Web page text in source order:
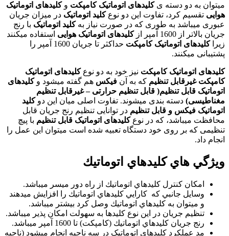
میتوان به دو دسته یکلیدهای اتوماتیک کامپکت وکلیدهای اتوماتیک
هوایی تقسیم کرد، تفاوت این دو نوعکلید اتوماتیک در میزان جریان
عبوری میباشد به طوری که در صورت نیاز بهکلید اتوماتیک با رنج
جریان بالاتر از 1600 آمپر از
کلیدهای اتوماتیک هوایی استفاده میکنند
زیراکلیدهای اتوماتیک کامپکت
حداکثر تا جریان 1600 آمپر را
پشتیبانی میکنند.
کلیدهای اتوماتیک کامپکت نیز خود به دو نوعکلیدهای اتوماتیک
کامپکت غیرقابل تنظیم که به آن فیکس هم گفته میشود وکلیدهای
اتوماتیک قابل تنظیم) قابل تنظیم حرارتی – غیرقابل تنظیم
مغناطیسی( دسته بندی میشوند. تفاوت اصلی میان این دوکلید
اتوماتیک فیکس و قابل تنظیم در توانایی تنظیم رنج جریان قابل
محافظت میباشد، که در نوعکلیدهای اتوماتیک قابل تنظیم با پیچ
تنظیمی که بر روی خود دستگاه تعبیه شده است میتوان این عمل را
انجام داد.
ويژگي هاي كليدهاي اتوماتيك
امكان كنترل كليدهاي اتوماتيك از راه دور ميسر ميباشد.
وسايل جانبي كه كارايي كليدهاي اتوماتيك را افزايش ميدهند
و ميتوان به كليدهاي اتوماتيك وصل كرد بيشتر ميباشد.
تنظيم جريان در اين نوع كليدها به سهولت امكان پذير ميباشد.
رنج جريان كليدهاي اتوماتيك (كامپكت) تا 1600 آمپر ميباشد.
مد عملکرد کلیدهای اتوماتیک در سه ناحیه انجام می­شود (ناحیه